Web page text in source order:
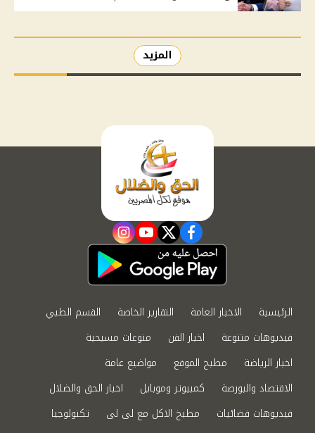
المزيد
facebook
twitter
youtube
instagram
الرئيسية الاخبار العامة التقارير الخاصة
القسم الطبي
فيديوهات متنوعة
اخبار الفن
منوعات مسيحية
اخبار الرياضة
مطبخ الموقع
مواضيع عامة
الاقتصاد والبورصة
كمبيوتر وموبايل
اخبار الحق والضلال
فيديوهات فضائيات
مطبخ الاكل مع لى لى
تكنولوجيا